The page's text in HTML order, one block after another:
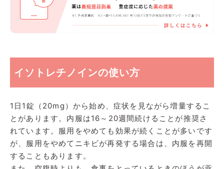
イソトレチノインの使い方
1日1錠（20mg）から始め、症状を見ながら増量するこ
とがあります。内服は16～20週間続けることが推奨さ
れています。服用をやめても効果が続くことが多いです
が、服用をやめてニキビが再発する場合は、内服を再開
することもあります。